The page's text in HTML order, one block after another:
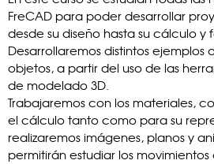
FreCAD para poder desarrollar
desde su diseño hasta su cálculo y
Desarrollaremos distintos ejemplos
objetos, a partir del uso de las
de modelado 3D.
Trabajaremos con los materiales,
el cálculo tanto como para su
realizaremos imágenes, planos y
permitirán estudiar los